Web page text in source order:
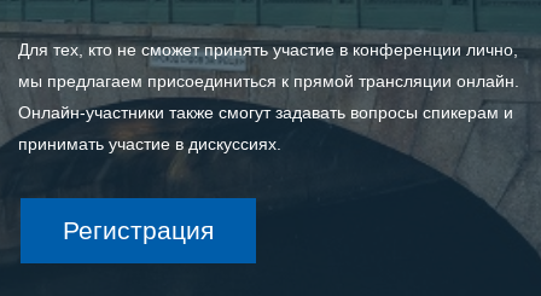
Для тех, кто не сможет принять участие в конференции лично,
мы предлагаем присоединиться к прямой трансляции онлайн.
Онлайн-участники также смогут задавать вопросы спикерам и
принимать участие в дискуссиях.
Регистрация